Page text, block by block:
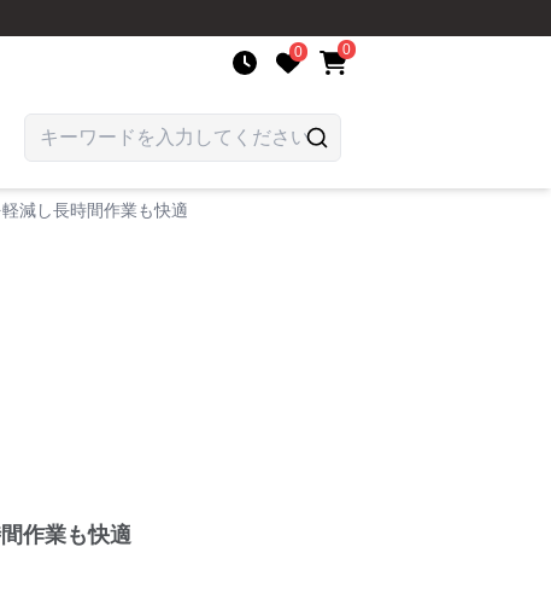
0 0
減し長時間作業も快適
作業も快適